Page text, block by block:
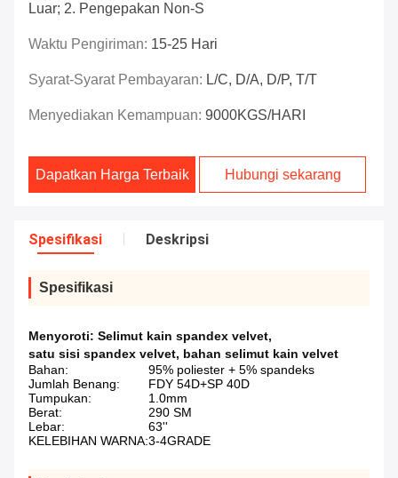
Luar; 2. Pengepakan Non-S
Waktu Pengiriman: 15-25 Hari
Syarat-Syarat Pembayaran: L/C, D/A, D/P, T/T
Menyediakan Kemampuan: 9000KGS/HARI
Dapatkan Harga Terbaik Hubungi sekarang
Spesifikasi Deskripsi
Spesifikasi
Menyoroti: Selimut kain spandex velvet,
satu sisi spandex velvet, bahan selimut kain velvet
Bahan:
95% poliester + 5% spandeks
Jumlah Benang:
FDY 54D+SP 40D
Tumpukan:
1.0mm
Berat:
290 SM
Lebar:
63''
KELEBIHAN WARNA:3-4GRADE